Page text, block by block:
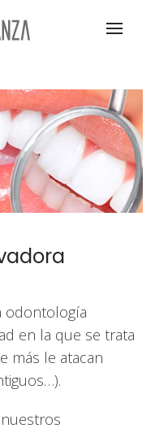
odontología
en la que se trata
más le atacan